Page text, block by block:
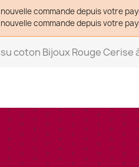
commande depuis votre
commande depuis votre
coton Bijoux Rouge Cerise